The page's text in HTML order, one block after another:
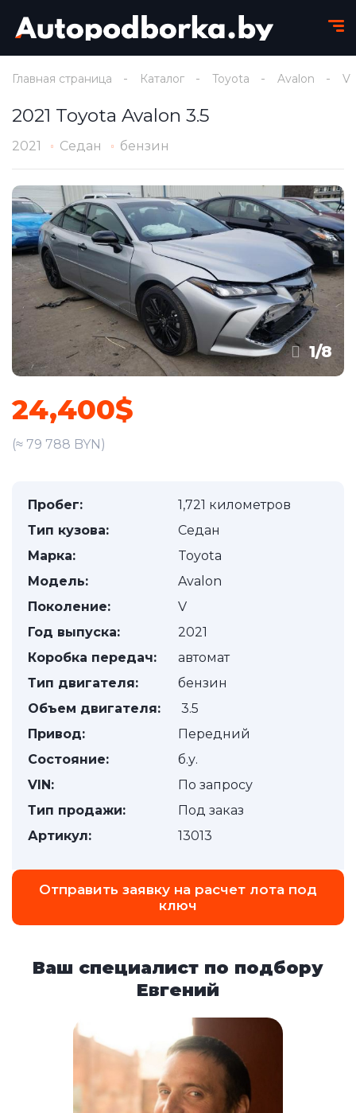
Главная страница Каталог Toyota Avalon V
2021 Toyota Avalon 3.5
2021 Седан бензин
1/8
24,400$
(≈ 79 788 BYN)
Пробег:
1,721 километров
Тип кузова:
Седан
Марка:
Toyota
Модель:
Avalon
Поколение:
V
Год выпуска:
2021
Коробка передач:
автомат
Тип двигателя:
бензин
Объем двигателя:
3.5
Привод:
Передний
Состояние:
б.у.
VIN:
По запросу
Тип продажи:
Под заказ
Артикул:
13013
Отправить заявку на расчет лота под
ключ
Ваш специалист по подбору
Евгений